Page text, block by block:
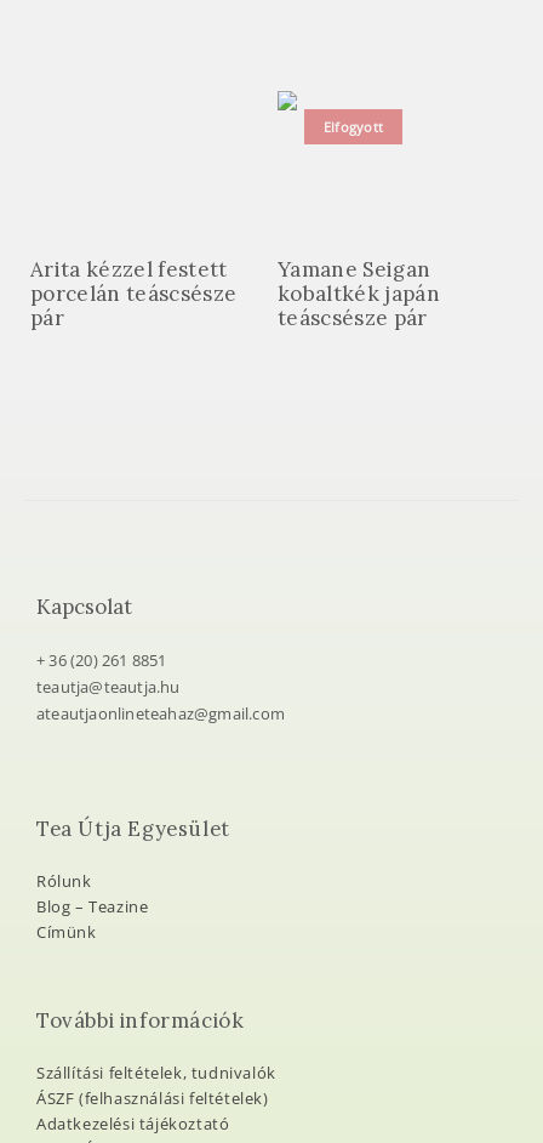
Arita kézzel festett
porcelán teáscsésze
pár
Elfogyott
Yamane Seigan
kobaltkék japán
teáscsésze pár
Kapcsolat
+ 36 (20) 261 8851
teautja@teautja.hu
ateautjaonlineteahaz@gmail.com
Tea Útja Egyesület
Rólunk
Blog – Teazine
Címünk
További információk
Szállítási feltételek, tudnivalók
ÁSZF (felhasználási feltételek)
Adatkezelési tájékoztató